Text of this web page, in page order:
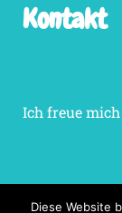
Kontakt
Ich freue
Diese Website